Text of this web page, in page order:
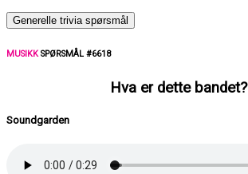
Generelle trivia spørsmål
MUSIKKSPØRSMÅL #6618
Hva er dette bandet?
Soundgarden